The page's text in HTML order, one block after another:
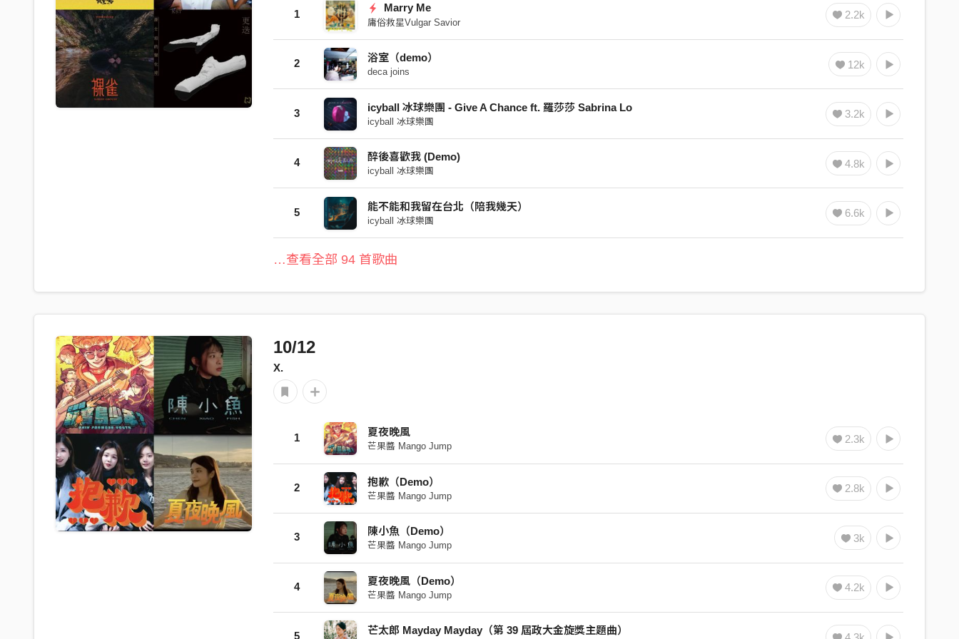
1
Marry Me
庸俗救星Vulgar Savior
2.2k
2 浴室（demo）
deca joins
12k
3 icyball 冰球樂團 - Give A Chance ft. 羅莎莎 Sabrina Lo
icyball 冰球樂團
3.2k
4 醉後喜歡我 (Demo)
icyball 冰球樂團
4.8k
5 能不能和我留在台北（陪我幾天）
icyball 冰球樂團
6.6k
…查看全部 94 首歌曲
10/12
X.
1 夏夜晚風
芒果醬 Mango Jump
2.3k
2 抱歉（Demo）
芒果醬 Mango Jump
2.8k
3 陳小魚（Demo）
芒果醬 Mango Jump
3k
4 夏夜晚風（Demo）
芒果醬 Mango Jump
4.2k
5 芒太郎 Mayday Mayday（第 39 屆政大金旋獎主題曲）